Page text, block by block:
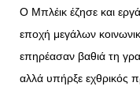
Ο Μπλέικ έζησε και
εποχή μεγάλων
επηρέασαν βαθιά τη
αλλά υπήρξε εχθρικός